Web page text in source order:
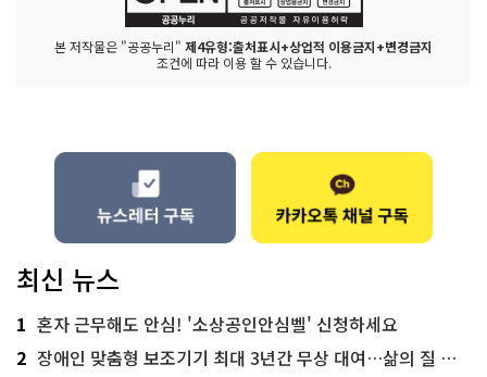
본 저작물은 "공공누리" 제4유형:출처표시+상업적 이용금지+변경금지
조건에 따라 이용 할 수 있습니다.
최신 뉴스
1 혼자 근무해도 안심! '소상공인안심벨' 신청하세요
2 장애인 맞춤형 보조기기 최대 3년간 무상 대여…삶의 질 높인다